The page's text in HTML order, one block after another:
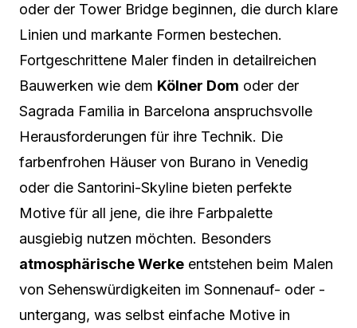
oder der Tower Bridge beginnen, die durch klare
Linien und markante Formen bestechen.
Fortgeschrittene Maler finden in detailreichen
Bauwerken wie dem Kölner Dom oder der
Sagrada Familia in Barcelona anspruchsvolle
Herausforderungen für ihre Technik. Die
farbenfrohen Häuser von Burano in Venedig
oder die Santorini-Skyline bieten perfekte
Motive für all jene, die ihre Farbpalette
ausgiebig nutzen möchten. Besonders
atmosphärische Werke entstehen beim Malen
von Sehenswürdigkeiten im Sonnenauf- oder -
untergang, was selbst einfache Motive in